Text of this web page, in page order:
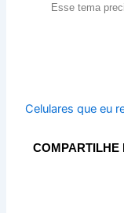
Esse tema
Celulares que eu
COMPARTILHE